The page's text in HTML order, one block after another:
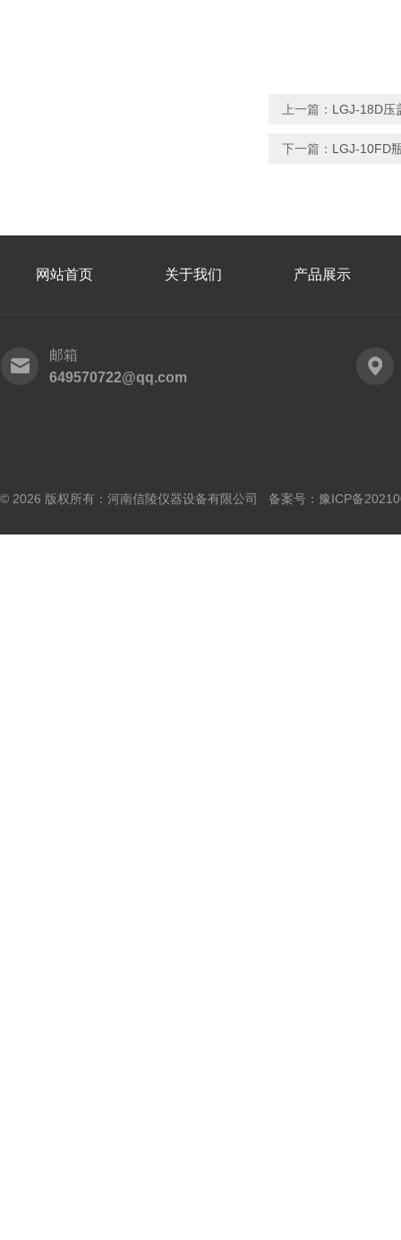
上一篇： LGJ-18D压
下一篇： LGJ-10FD
网站首页 关于我们 产品展示
邮箱
649570722@qq.com
© 2026 版权所有：河南信陵仪器设备有限公司 备案号： 豫ICP备